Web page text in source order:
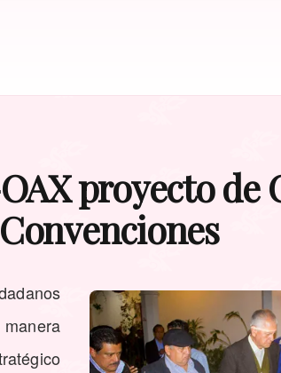
proyecto de
manera